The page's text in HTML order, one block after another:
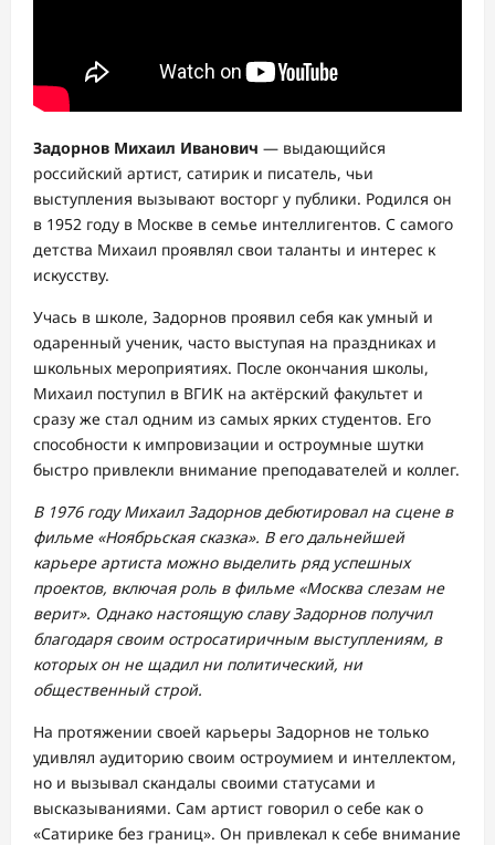
Задорнов Михаил Иванович — выдающийся
российский артист, сатирик и писатель, чьи
выступления вызывают восторг у публики. Родился он
в 1952 году в Москве в семье интеллигентов. С самого
детства Михаил проявлял свои таланты и интерес к
искусству.
Учась в школе, Задорнов проявил себя как умный и
одаренный ученик, часто выступая на праздниках и
школьных мероприятиях. После окончания школы,
Михаил поступил в ВГИК на актёрский факультет и
сразу же стал одним из самых ярких студентов. Его
способности к импровизации и остроумные шутки
быстро привлекли внимание преподавателей и коллег.
В 1976 году Михаил Задорнов дебютировал на сцене в
фильме «Ноябрьская сказка». В его дальнейшей
карьере артиста можно выделить ряд успешных
проектов, включая роль в фильме «Москва слезам не
верит». Однако настоящую славу Задорнов получил
благодаря своим остросатиричным выступлениям, в
которых он не щадил ни политический, ни
общественный строй.
На протяжении своей карьеры Задорнов не только
удивлял аудиторию своим остроумием и интеллектом,
но и вызывал скандалы своими статусами и
высказываниями. Сам артист говорил о себе как о
«Сатирике без границ». Он привлекал к себе внимание